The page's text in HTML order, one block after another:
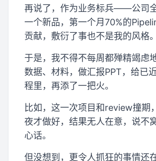
再说了，作为业务标兵——公司
一个新品，第一个月70%的
贡献，敷衍了事也不是我的风格。
于是，我不得不每周都殚精竭虑
数据、材料，做汇报PPT，给已
程里，再添了一把火。
比如，这一次项目和review撞期
夜才做好，结果无人在意，说不
心话。
但没想到，更令人抓狂的事情还